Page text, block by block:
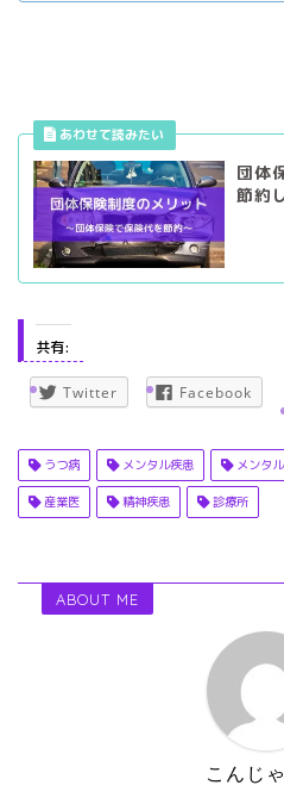
団体
節約
共有:
Twitter Facebook
うつ病 メンタル疾患 メンタ
産業医 精神疾患 診療所
ABOUT ME
こんじ